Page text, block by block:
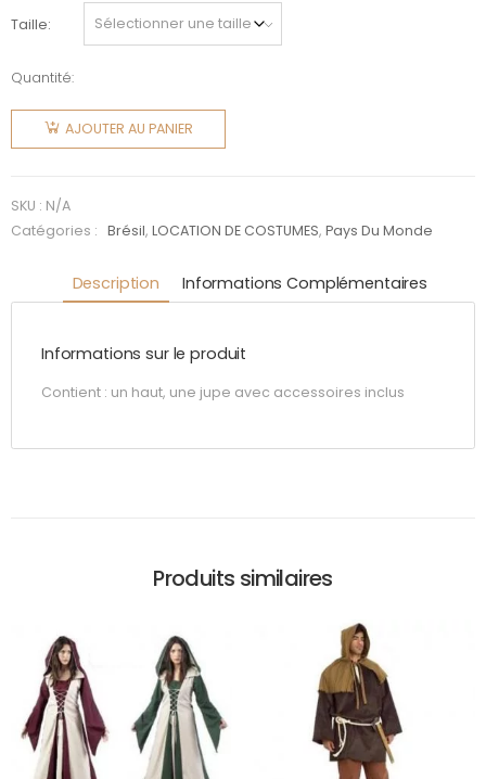
Taille
Quantité:
quantité
Copacabana
AJOUTER AU PANIER
SKU : N/A
Catégories :
Brésil,LOCATION DE COSTUMES,Pays Du Monde
Description Informations Complémentaires
Informations sur le produit
Contient : un haut, une jupe avec accessoires inclus
Produits similaires